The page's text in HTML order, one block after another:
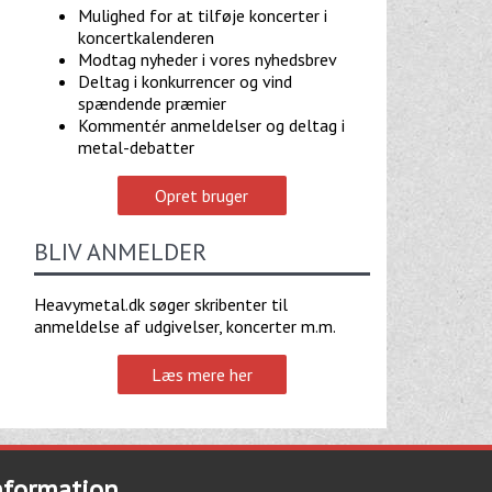
Mulighed for at tilføje koncerter i
koncertkalenderen
Modtag nyheder i vores nyhedsbrev
Deltag i konkurrencer og vind
spændende præmier
Kommentér anmeldelser og deltag i
metal-debatter
Opret bruger
BLIV ANMELDER
Heavymetal.dk søger skribenter til
anmeldelse af udgivelser, koncerter m.m.
Læs mere her